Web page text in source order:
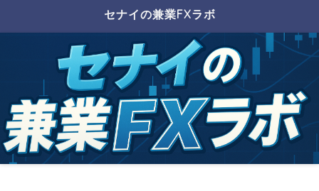
セナイの兼業FXラボ